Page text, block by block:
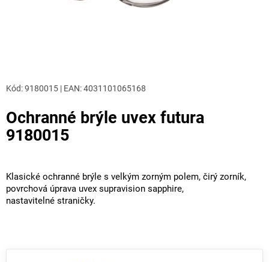
Ochranné brýle uvex futura
9180015
Kód:9180015 | EAN:4031101065168
Klasické ochranné brýle s velkým zorným polem, čirý zorník,
povrchová úprava uvex supravision sapphire,
nastavitelné straničky.